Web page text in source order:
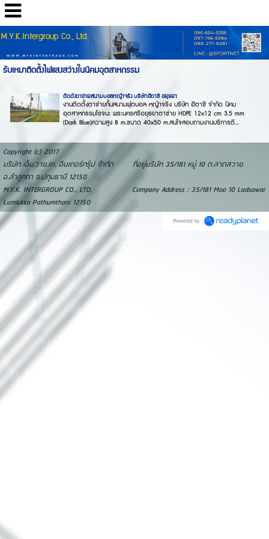
M.Y.K.Intergroup Co., Ltd.
รับเหมาติดตั้งไฟแสงสว่างในนิคมอุตสาหกรรม
ติดตั้งตาข่ายสนามบอลหญ้าจริง บริษัทฮิตาชิ อยุธยา
งานติดตั้งตาข่ายกั้นสนามฟุตบอล หญ้าจริง บริษัท ฮิตาชิ จำกัด นิคม
อุตสาหกรรมโรจนะ พระนครศรีอยุธยาตาข่าย HDPE 12x12 cm 3.5 mm
(Dark Blue)ความสูง 8 m.ขนาด 40x50 m.สนใจสอบถามงานบริการติ...
Copyright (c) 2017
บริษัท เอ็ม.วาย.เค. อินเตอร์กรุ๊ป จำกัด ที่อยู่บริษัท 35/181 หมู่ 10 ต.ลาดสวาย
อ.ลำลูกกา จ.ปทุมธานี 12150
M.Y.K. INTERGROUP CO., LTD. Company Address : 35/181 Moo 10 Ladsawai
Lumlukka Pathumthani 12150